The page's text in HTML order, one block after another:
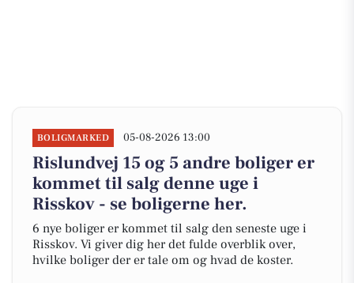
BOLIGMARKED 05-08-2026 13:00
Rislundvej 15 og 5 andre boliger er
kommet til salg denne uge i
Risskov - se boligerne her.
6 nye boliger er kommet til salg den seneste uge i
Risskov. Vi giver dig her det fulde overblik over,
hvilke boliger der er tale om og hvad de koster.